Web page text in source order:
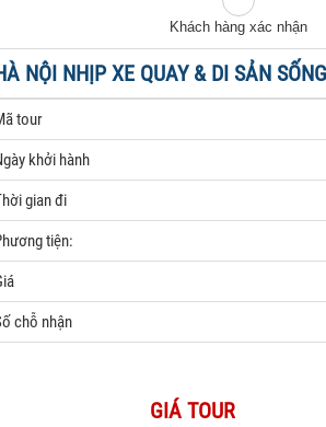
Khách hàng xác nhận
NỘI NHỊP XE QUAY & DI SẢN SỐNG
tour
khởi hành
gian đi
tiện:
chỗ nhận
GIÁ TOUR